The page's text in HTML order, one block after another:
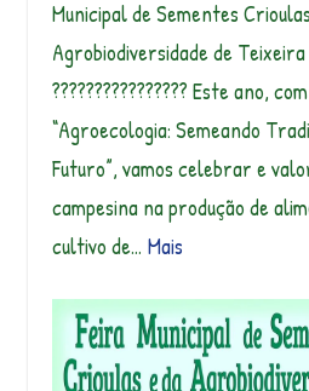
Municipal de Sementes
Agrobiodiversidade de
???????????????? Este ano,
“Agroecologia: Semeando
Futuro”, vamos celebrar e
campesina na produção de
cultivo de… Mais